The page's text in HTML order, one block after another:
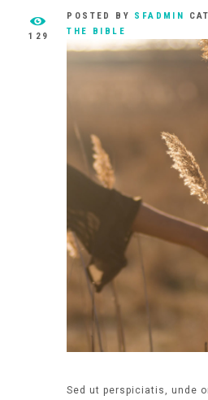
POSTED BY SFADMIN
THE BIBLE
129
Sed ut perspiciatis, unde